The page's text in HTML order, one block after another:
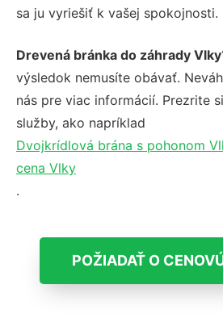
sa ju vyriešiť k vašej spokojnosti.
Drevená bránka do záhrady Vlky
výsledok nemusíte obávať.
nás pre viac informácií. Prezrite
služby, ako napríklad
Dvojkrídlová brána s pohonom
cena Vlky
.
POŽIADAŤ O